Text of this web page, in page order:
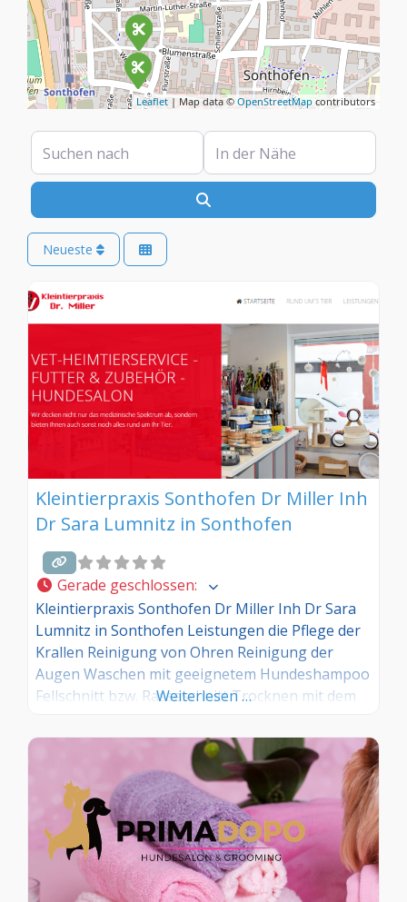
Leaflet | Map data © OpenStreetMapcontributors
Suchen nach In der Nähe
Neueste
Kleintierpraxis Sonthofen Dr Miller Inh
Dr Sara Lumnitz in Sonthofen
Gerade geschlossen:
Kleintierpraxis Sonthofen Dr Miller Inh Dr Sara
Lumnitz in Sonthofen Leistungen die Pflege der
Krallen Reinigung von Ohren Reinigung der
Augen Waschen mit geeignetem Hundeshampoo
Fellschnitt bzw. Rasseschnitt Trocknen mit dem
Weiterlesen …